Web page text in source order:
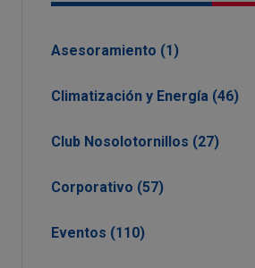
Asesoramiento (1)
Climatización y Energía (46)
Club Nosolotornillos (27)
Corporativo (57)
Eventos (110)